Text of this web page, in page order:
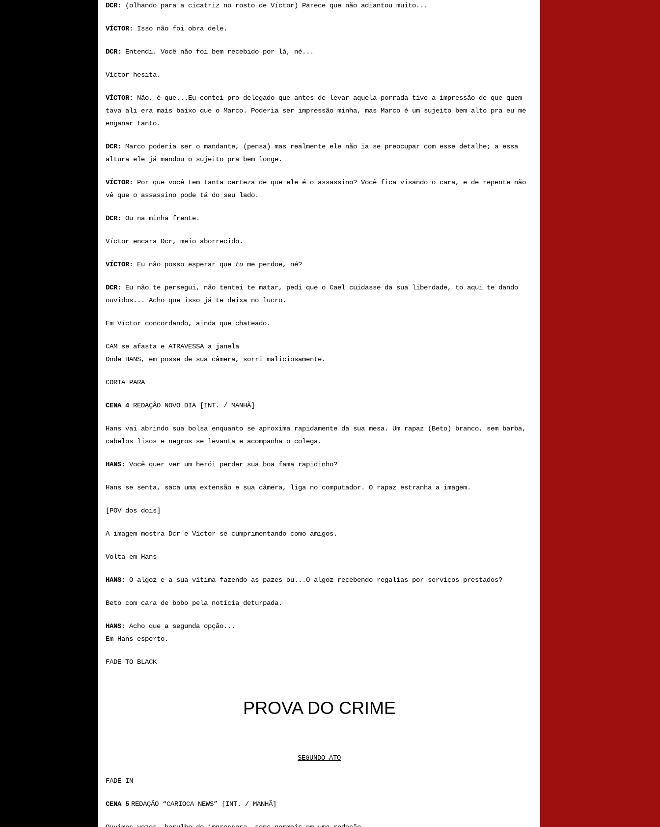
DCR: (olhando para a cicatriz no rosto de Víctor) Parece que não adiantou muito...
VÍCTOR: Isso não foi obra dele.
DCR: Entendi. Você não foi bem recebido por lá, né...
Víctor hesita.
VÍCTOR:
Não, é que...Eu contei pro delegado que antes de levar aquela porrada tive a impressão de que quem
tava ali era mais baixo que o Marco. Poderia ser impressão minha, mas Marco é um sujeito bem alto pra eu me
enganar tanto.
DCR: Marco poderia ser o mandante, (pensa) mas realmente ele não ia se preocupar com esse detalhe; a essa
altura ele já mandou o sujeito pra bem longe.
VÍCTOR:
Por que você tem tanta certeza de que ele é o assassino? Você fica visando o cara, e de repente não
vê que o assassino pode tá do seu lado.
DCR: Ou na minha frente.
Víctor encara Dcr, meio aborrecido.
VÍCTOR: Eu não posso esperar que tu me perdoe, né?
DCR:
Eu não te persegui, não tentei te matar, pedi que o Cael cuidasse da sua liberdade, to aqui te dando
ouvidos... Acho que isso já te deixa no lucro.
Em Víctor concordando, ainda que chateado.
CAM se afasta e ATRAVESSA a janela
Onde HANS, em posse de sua câmera, sorri maliciosamente.
CORTA PARA
CENA 4 REDAÇÃO NOVO DIA [INT. / MANHÃ]
Hans vai abrindo sua bolsa enquanto se aproxima rapidamente da sua mesa. Um rapaz (Beto) branco, sem barba,
cabelos lisos e negros se levanta e acompanha o colega.
HANS: Você quer ver um herói perder sua boa fama rapidinho?
Hans se senta, saca uma extensão e sua câmera, liga no computador. O rapaz estranha a imagem.
[POV dos dois]
A imagem mostra Dcr e Víctor se cumprimentando como amigos.
Volta em Hans
HANS: O algoz e a sua vítima fazendo as pazes ou...O algoz recebendo regalias por serviços prestados?
Beto com cara de bobo pela notícia deturpada.
HANS:
Acho que a segunda opção...
Em Hans esperto.
FADE TO BLACK
PROVA DO CRIME
SEGUNDO ATO
FADE IN
CENA 5 REDAÇÃO “CARIOCA NEWS” [INT. / MANHÃ]